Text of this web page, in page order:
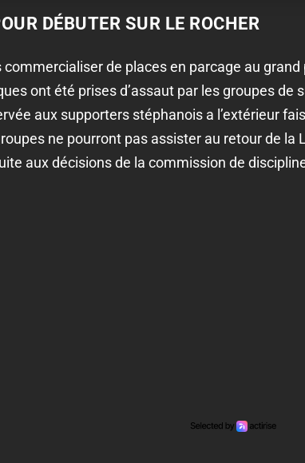
DÉBUTER SUR LE ROCHER
commercialiser de places en parcage au
ont été prises d’assaut par les groupes de
aux supporters stéphanois a l’extérieur
ne pourront pas assister au retour de la
aux décisions de la commission de